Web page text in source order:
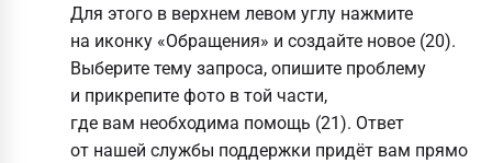
Для этого в верхнем левом углу нажмите
на иконку «Обращения» и создайте новое (20).
Выберите тему запроса, опишите проблему
и прикрепите фото в той части,
где вам необходима помощь (21). Ответ
от нашей службы поддержки придёт вам прямо